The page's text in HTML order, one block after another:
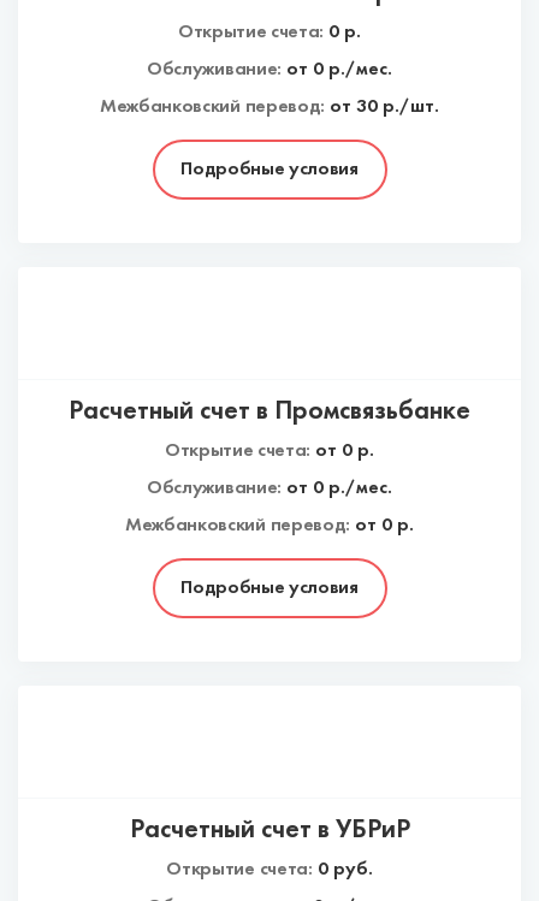
Подробные условия
Открытие счета: 0 р.
Обслуживание: от 0р./мес.
Межбанковский перевод: от 30 р./шт.
Подробные условия
Расчетный счет в Промсвязьбанке
Открытие счета: от 0 р.
Обслуживание: от 0р./мес.
Межбанковский перевод: от 0 р.
Расчетный счет в УБРиР
Открытие счета: 0руб.